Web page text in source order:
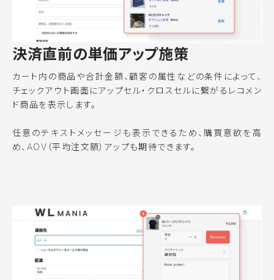
決済直前の単価アップ施策
カート内の商品や合計金額、顧客の属性などの条件によって、
チェックアウト画面にアップセル・クロスセルに繋がるレコメン
ド商品を表示します。
任意のテキストメッセージも表示できるため、購買意欲を高
め、AOV（平均注文額）アップも期待できます。